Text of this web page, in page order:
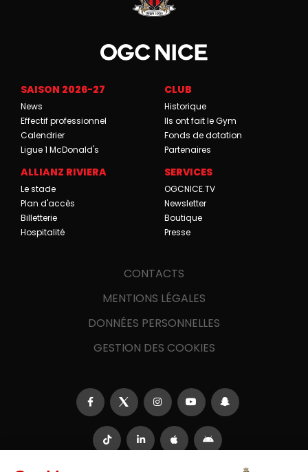
SAISON 2026-27
News
Effectif professionnel
Calendrier
Ligue 1 McDonald's
CLUB
Historique
Ils ont fait le Gym
Fonds de dotation
Partenaires
ALLIANZ RIVIERA
Le stade
Plan d'accès
Billetterie
Hospitalité
SERVICES
OGCNICE.TV
Newsletter
Boutique
Presse
CONTACTS
MENTIONS LÉGALES
DONNÉES PERSONNELLES
GESTION DES COOKIES